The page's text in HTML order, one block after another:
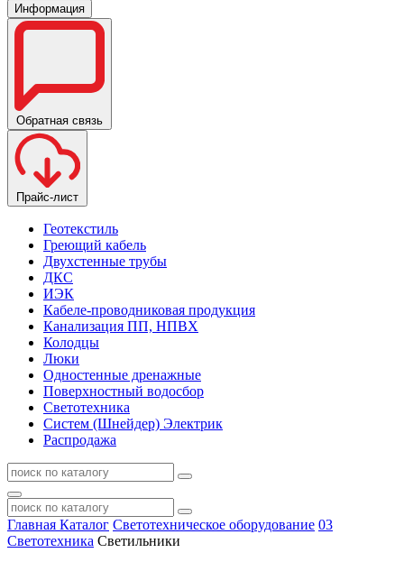
Информация
Обратная связь
Прайс-лист
Геотекстиль
Греющий кабель
Двухстенные трубы
ДКС
ИЭК
Кабеле-проводниковая продукция
Канализация ПП, НПВХ
Колодцы
Люки
Одностенные дренажные
Поверхностный водосбор
Светотехника
Систем (Шнейдер) Электрик
Распродажа
Главная Каталог Светотехническое оборудование 03
Светотехника Светильники